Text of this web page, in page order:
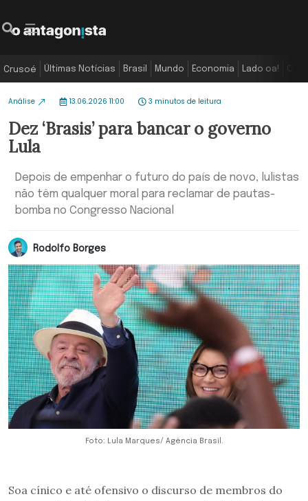
Crusoé Últimas Notícias Brasil Mundo Economia Lado oa!
Análise 13.06.2026 11:00 3 minutos de leitura
Dez ‘Brasis’ para bancar o governo
Lula
Depois de empenhar o futuro do país de novo, lulistas
não têm qualquer moral para reclamar de pautas-
bomba no Congresso Nacional
Rodolfo Borges
Foto: Lula Marques/ Agência Brasil.
Soa cínico e até ofensivo o discurso de membros do